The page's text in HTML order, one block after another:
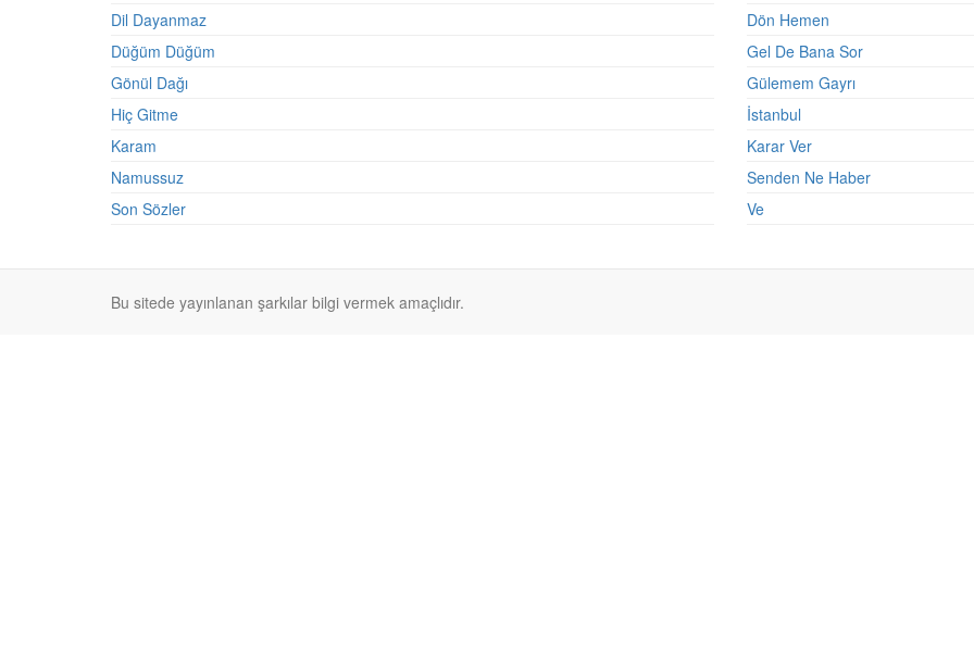
Dil Dayanmaz
Dön Hemen
Düğüm Düğüm
Gel De Bana Sor
Gönül Dağı
Gülemem Gayrı
Hiç Gitme
İstanbul
Karam
Karar Ver
Namussuz
Senden Ne Haber
Son Sözler
Ve
Bu sitede yayınlanan şarkılar bilgi vermek amaçlıdır.